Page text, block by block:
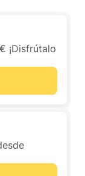
¡Disfrútalo